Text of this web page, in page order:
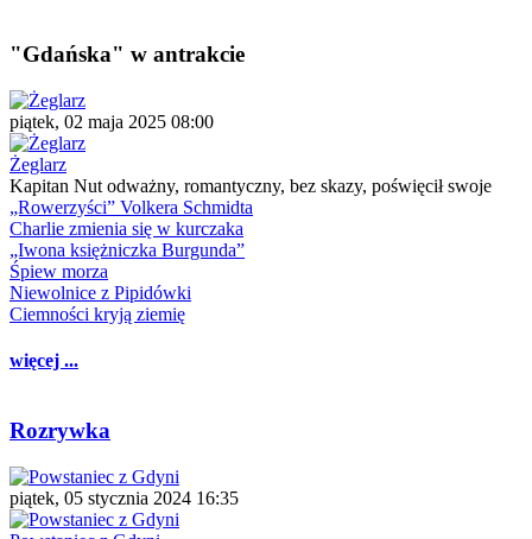
"Gdańska" w antrakcie
piątek, 02 maja 2025 08:00
Żeglarz
Kapitan Nut odważny, romantyczny, bez skazy, poświęcił swoje
„Rowerzyści” Volkera Schmidta
Charlie zmienia się w kurczaka
„Iwona księżniczka Burgunda”
Śpiew morza
Niewolnice z Pipidówki
Ciemności kryją ziemię
więcej ...
Rozrywka
piątek, 05 stycznia 2024 16:35